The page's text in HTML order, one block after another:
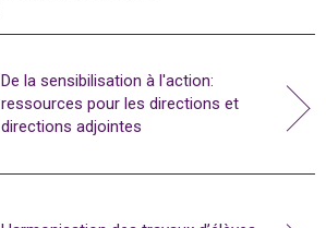
De la sensibilisation à l'action:
ressources pour les directions et
directions adjointes